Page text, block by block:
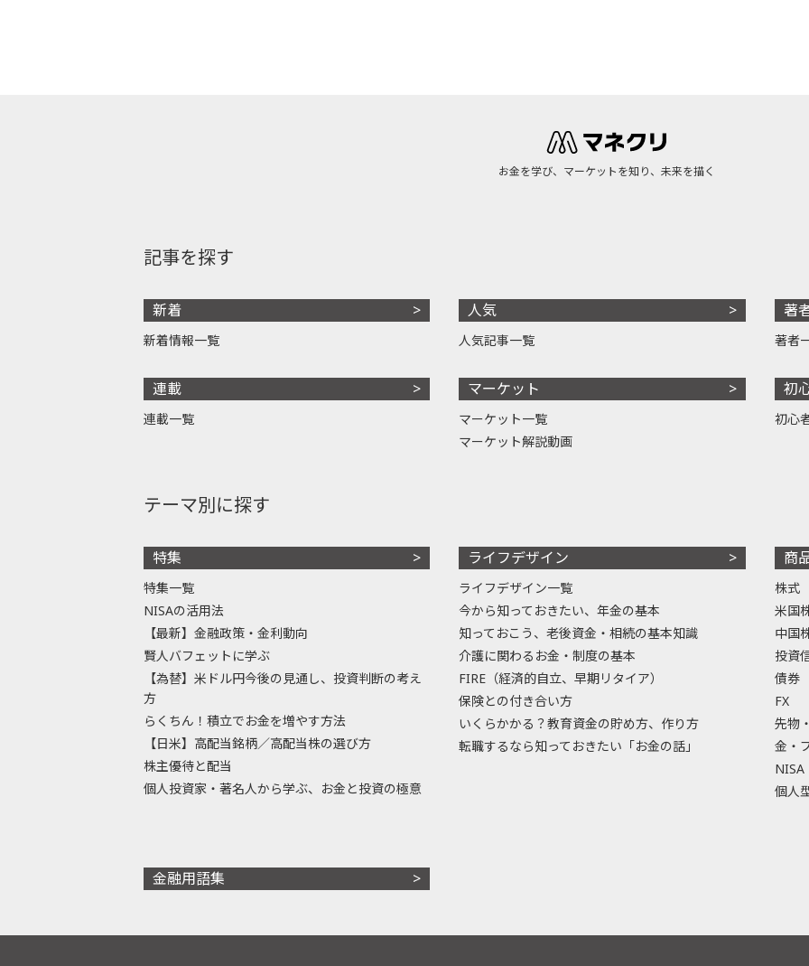
お金を学び、マーケットを知り、未来を描く
記事を探す
新着
新着情報一覧
連載
連載一覧
人気
人気記事一覧
マーケット
マーケット一覧
マーケット解説動画
著
著者
初
初心
テーマ別に探す
特集
特集一覧
NISAの活用法
【最新】金融政策・金利動向
賢人バフェットに学ぶ
【為替】米ドル円今後の見通し、投資判断の考え
方
らくちん！積立でお金を増やす方法
【日米】高配当銘柄／高配当株の選び方
株主優待と配当
個人投資家・著名人から学ぶ、お金と投資の極意
ライフデザイン
ライフデザイン一覧
今から知っておきたい、年金の基本
知っておこう、老後資金・相続の基本知識
介護に関わるお金・制度の基本
FIRE（経済的自立、早期リタイア）
保険との付き合い方
いくらかかる？教育資金の貯め方、作り方
転職するなら知っておきたい「お金の話」
商
株式
米国
中国
投資
債券
FX
先物
金・
NISA
個人
金融用語集